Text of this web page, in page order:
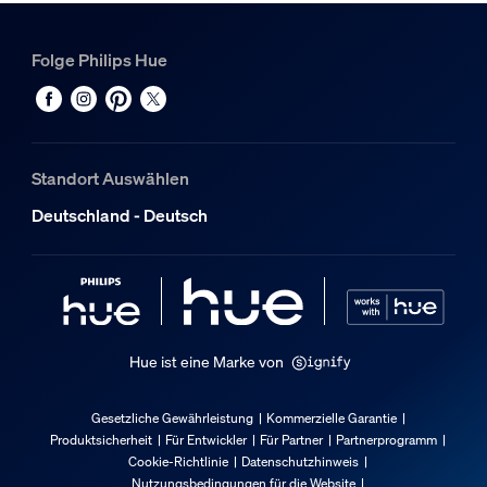
Nutzlebensdauer
Nennlebensdauer
25.000
Zusatzfunktion/Zubehör im
Ja
Batterien im Lieferumfang enthalten
Warmes, blendfreies Licht
Über Fernbedienung dimmbar
Folge Philips Hue
Standort Auswählen
Deutschland - Deutsch
Hue ist eine Marke von
Gesetzliche Gewährleistung
Kommerzielle Garantie
Produktsicherheit
Für Entwickler Für Partner
Partnerprogramm
Cookie-Richtlinie
Datenschutzhinweis
Nutzungsbedingungen für die Website